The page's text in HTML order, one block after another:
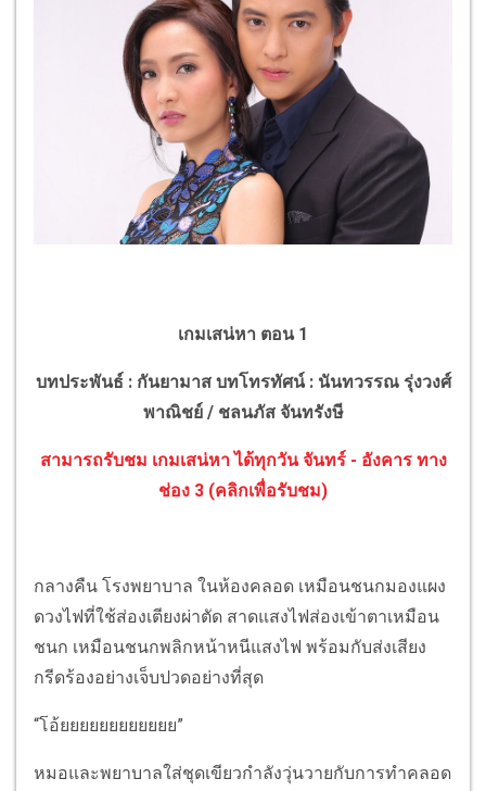
เกมเสน่หา ตอน 1
บทประพันธ์ : กันยามาสบทโทรทัศน์ : นันทวรรณ รุ่งวงศ์
พาณิชย์ / ชลนภัส จันทรังษี
สามารถรับชม เกมเสน่หา ได้ทุกวัน จันทร์ - อังคาร ทาง
ช่อง 3 (คลิกเพื่อรับชม)
กลางคืน โรงพยาบาล ในห้องคลอด เหมือนชนกมองแผง
ดวงไฟที่ใช้ส่องเตียงผ่าตัด สาดแสงไฟส่องเข้าตาเหมือน
ชนก เหมือนชนกพลิกหน้าหนีแสงไฟ พร้อมกับส่งเสียง
กรีดร้องอย่างเจ็บปวดอย่างที่สุด
“โอ้ยยยยยยยยยยยย”
หมอและพยาบาลใส่ชุดเขียวกำลังวุ่นวายกับการทำคลอด